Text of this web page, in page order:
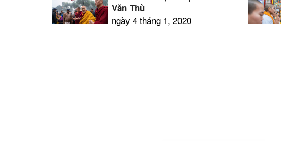
Văn Thù
ngày 4 tháng 1, 2020